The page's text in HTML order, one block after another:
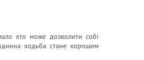
хто може дозволити собі
ходьба стане хорошим